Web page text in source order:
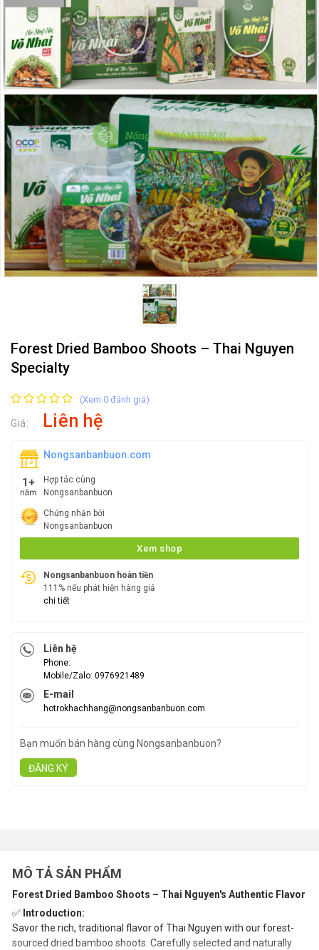
Forest Dried Bamboo Shoots – Thai Nguyen
Specialty
(Xem 0 đánh giá)
Giá: Liên hệ
Nongsanbanbuon.com
Hợp tác cùng
Nongsanbanbuon
Chứng nhận bởi
Nongsanbanbuon
Xem shop
Nongsanbanbuon hoàn tiền
111% nếu phát hiện hàng giả
chi tiết
Liên hệ
Phone:
Mobile/Zalo: 0976921489
E-mail
hotrokhachhang@nongsanbanbuon.com
Bạn muốn bán hàng cùng Nongsanbanbuon?
ĐĂNG KÝ
MÔ TẢ SẢN PHẨM
Forest Dried Bamboo Shoots – Thai Nguyen's Authentic Flavor
✅ Introduction:
Savor the rich, traditional flavor of Thai Nguyen with our forest-
sourced dried bamboo shoots. Carefully selected and naturally